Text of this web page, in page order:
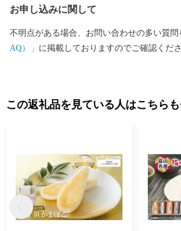
お申し込みに関して
不明点がある場合、お問い合わせの多い質問
AQ）」 に掲載しておりますのでご確認くださ
この返礼品を見ている人はこちら